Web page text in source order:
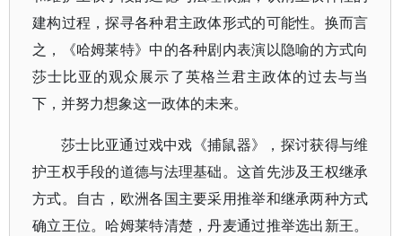
建构过程，探寻各种君主政体形式的可能性。换而言
之，《哈姆莱特》中的各种剧内表演以隐喻的方式向
莎士比亚的观众展示了英格兰君主政体的过去与当
下，并努力想象这一政体的未来。
莎士比亚通过戏中戏《捕鼠器》，探讨获得与维
护王权手段的道德与法理基础。这首先涉及王权继承
方式。自古，欧洲各国主要采用推举和继承两种方式
确立王位。哈姆莱特清楚，丹麦通过推举选出新王。